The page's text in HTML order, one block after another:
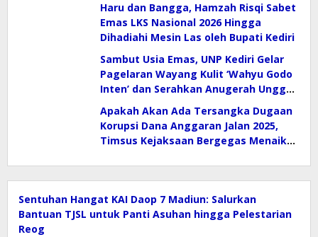
Haru dan Bangga, Hamzah Risqi Sabet
Emas LKS Nasional 2026 Hingga
Dihadiahi Mesin Las oleh Bupati Kediri
Sambut Usia Emas, UNP Kediri Gelar
Pagelaran Wayang Kulit ‘Wahyu Godo
Inten’ dan Serahkan Anugerah Unggul
2026
Apakah Akan Ada Tersangka Dugaan
Korupsi Dana Anggaran Jalan 2025,
Timsus Kejaksaan Bergegas Menaiki
Sentuhan Hangat KAI Daop 7 Madiun: Salurkan
Bantuan TJSL untuk Panti Asuhan hingga Pelestarian
Reog